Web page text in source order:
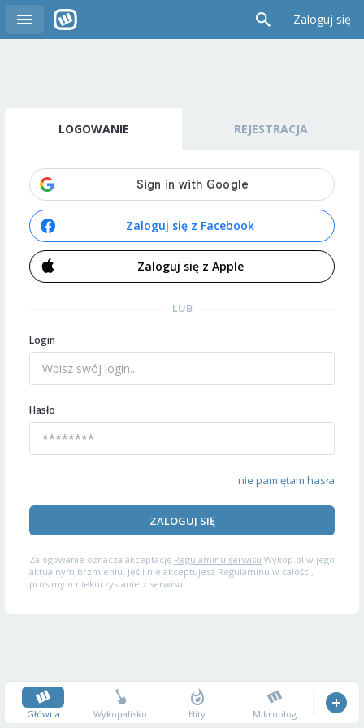
Zaloguj się
LOGOWANIE REJESTRACJA
Zaloguj się z Facebook
Zaloguj się z Apple
LUB
Login
Hasło
nie pamiętam hasła
ZALOGUJ SIĘ
Zalogowanie oznacza akceptację Regulaminu serwisu Wykop.pl w jego
aktualnym brzmieniu. Jeśli nie akceptujesz Regulaminu w całości,
prosimy o niekorzystanie z serwisu.
Główna Wykopalisko Hity Mikroblog